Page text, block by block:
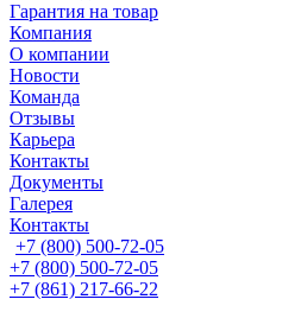
Гарантия на товар
Компания
О компании
Новости
Команда
Отзывы
Карьера
Контакты
Документы
Галерея
Контакты
+7 (800) 500-72-05
+7 (800) 500-72-05
+7 (861) 217-66-22